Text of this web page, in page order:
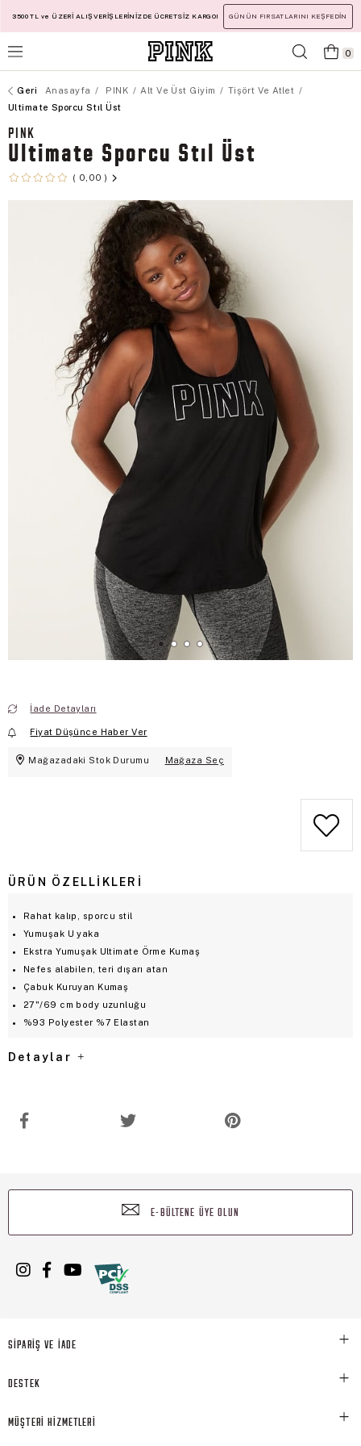
3500 TL ve ÜZERİ ALIŞVERİŞLERİNİZDE ÜCRETSİZ KARGO! GÜNÜN FIRSATLARINI KEŞFEDİN
0
Anasayfa PINK Alt Ve Üst Giyim
Tişört Ve Atlet
Ultimate Sporcu Stıl Üst
PINK
Ultimate Sporcu Stıl Üst
0,00
İade Detayları
Fiyat Düşünce Haber Ver
Mağazadaki Stok Durumu Mağaza Seç
ÜRÜN ÖZELLIKLERI
Rahat kalıp, sporcu stil
Yumuşak U yaka
Ekstra Yumuşak Ultimate Örme Kumaş
Nefes alabilen, teri dışarı atan
Çabuk Kuruyan Kumaş
27"/69 cm body uzunluğu
%93 Polyester %7 Elastan
Detaylar
E-BÜLTENE ÜYE OLUN
SİPARİŞ VE İADE
DESTEK
MÜŞTERİ HİZMETLERİ